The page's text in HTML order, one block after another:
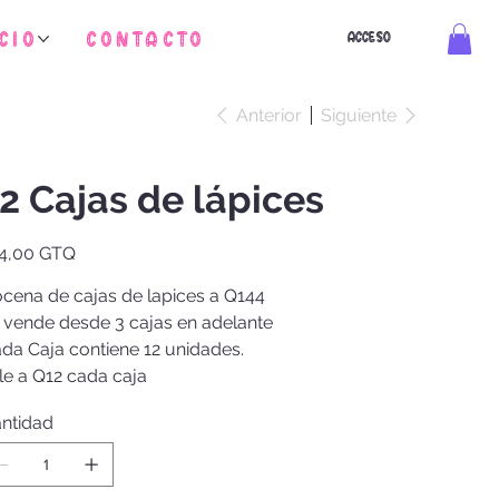
Contacto ACCESO
Anterior Siguiente
Cajas de lápices
GTQ
de cajas de lapices a Q144
vende desde 3 cajas en adelante
Caja contiene 12 unidades.
a Q12 cada caja